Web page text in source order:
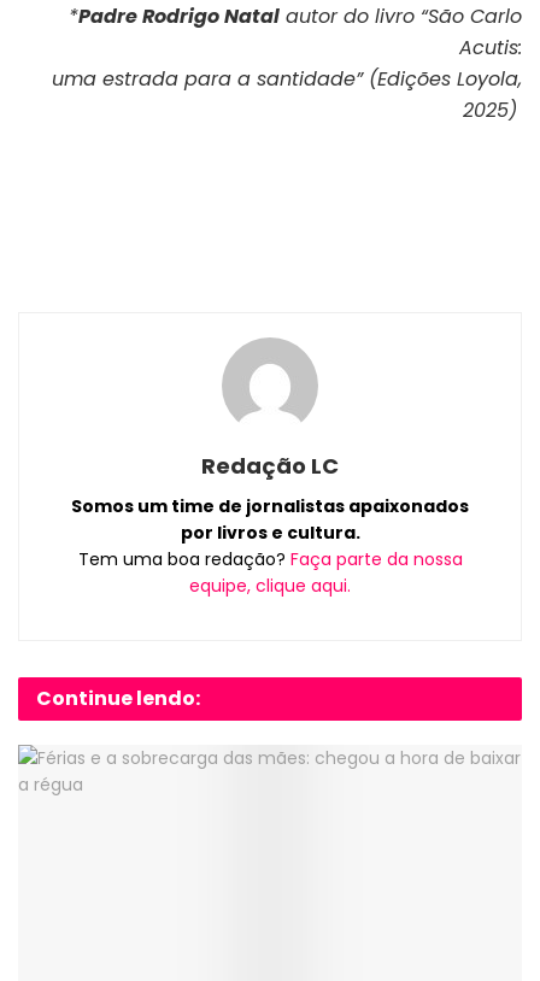
*Padre Rodrigo Natal autor do livro “São Carlo
Acutis:
uma estrada para a santidade” (Edições Loyola,
2025)
Redação LC
Somos um time de jornalistas apaixonados
por livros e cultura.
Tem uma boa redação? Faça parte da nossa
equipe, clique aqui.
Continue lendo: